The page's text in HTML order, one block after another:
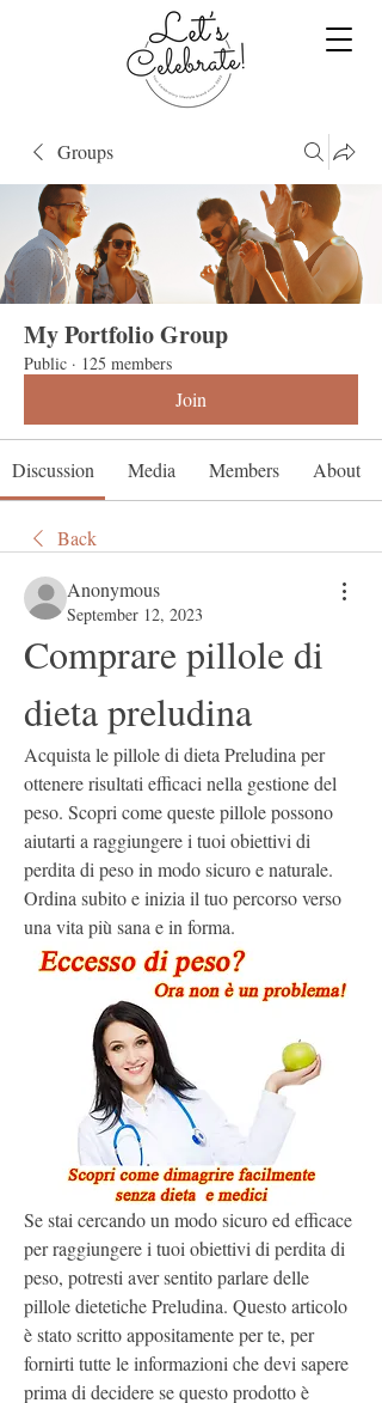
Groups
My Portfolio Group
Public · 125 members
Join
Discussion Media Members About
Back
Anonymous
September 12, 2023
Comprare pillole di
dieta preludina
Acquista le pillole di dieta Preludina per
ottenere risultati efficaci nella gestione del
peso. Scopri come queste pillole possono
aiutarti a raggiungere i tuoi obiettivi di
perdita di peso in modo sicuro e naturale.
Ordina subito e inizia il tuo percorso verso
una vita più sana e in forma.
Se stai cercando un modo sicuro ed efficace
per raggiungere i tuoi obiettivi di perdita di
peso, potresti aver sentito parlare delle
pillole dietetiche Preludina. Questo articolo
è stato scritto appositamente per te, per
fornirti tutte le informazioni che devi sapere
prima di decidere se questo prodotto è